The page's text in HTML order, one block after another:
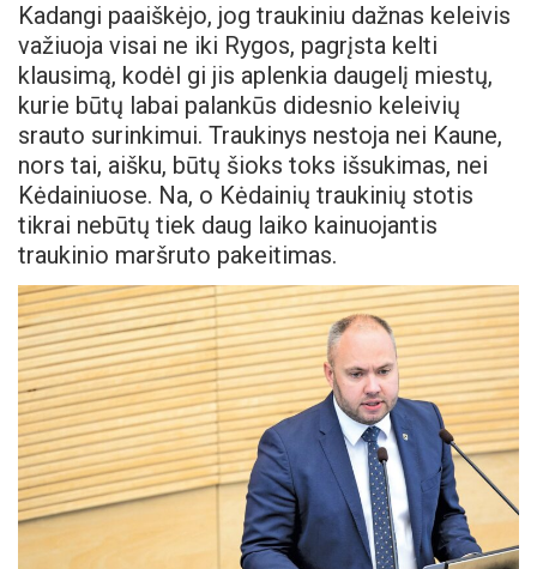
Kadangi paaiškėjo, jog traukiniu dažnas keleivis
važiuoja visai ne iki Rygos, pagrįsta kelti
klausimą, kodėl gi jis aplenkia daugelį miestų,
kurie būtų labai palankūs didesnio keleivių
srauto surinkimui. Traukinys nestoja nei Kaune,
nors tai, aišku, būtų šioks toks išsukimas, nei
Kėdainiuose. Na, o Kėdainių traukinių stotis
tikrai nebūtų tiek daug laiko kainuojantis
traukinio maršruto pakeitimas.